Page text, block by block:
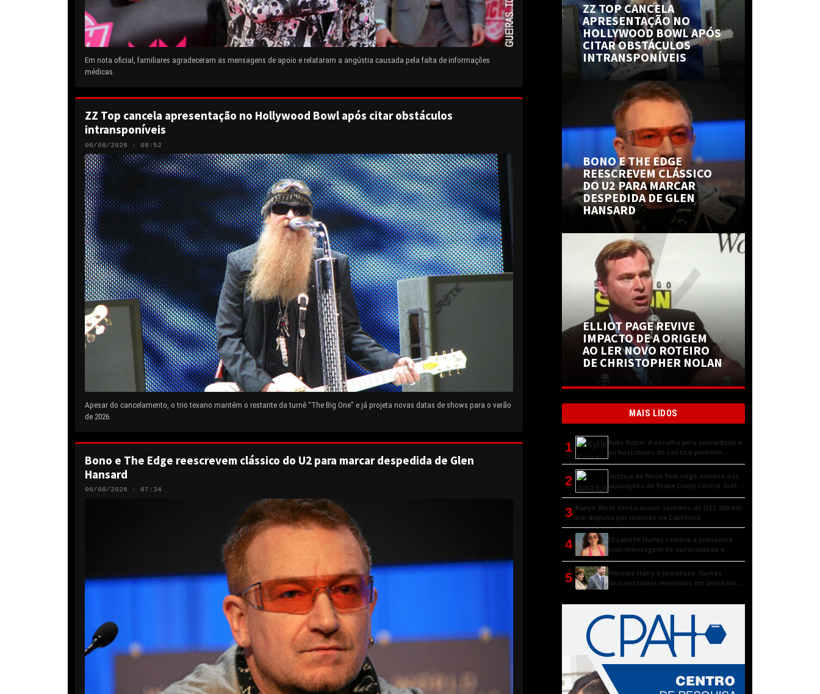
Em nota oficial, familiares agradeceram as mensagens de apoio e relataram a angústia causada pela falta de informações
médicas.
ZZ Top cancela apresentação no Hollywood Bowl após citar obstáculos
intransponíveis
06/08/2026 · 08:52
Apesar do cancelamento, o trio texano mantém o restante da turnê “The Big One” e já projeta novas datas de shows para o verão
de 2026.
Bono e The Edge reescrevem clássico do U2 para marcar despedida de Glen
Hansard
06/08/2026 · 07:34
ZZ TOP CANCELA
APRESENTAÇÃO NO
HOLLYWOOD BOWL APÓS
CITAR OBSTÁCULOS
INTRANSPONÍVEIS
BONO E THE EDGE
REESCREVEM CLÁSSICO
DO U2 PARA MARCAR
DESPEDIDA DE GLEN
HANSARD
ELLIOT PAGE REVIVE
IMPACTO DE A ORIGEM
AO LER NOVO ROTEIRO
DE CHRISTOPHER NOLAN
MAIS LIDOS
1
Kylie Kelce: A escolha pela sobriedade e
os bastidores do caótico primeiro
encontro
2
Justiça de Nova York nega maioria das
acusações de Blake Lively contra Justin
Baldoni
3 Kanye West tenta anular veredito de US$ 100 mil
em disputa por mansão na Califórnia
4
Elizabeth Hurley celebra a primavera
com mensagem de autocuidado e
conexão natural
5
Príncipe Harry e jornalista: flertes
descontraídos revelados em processo